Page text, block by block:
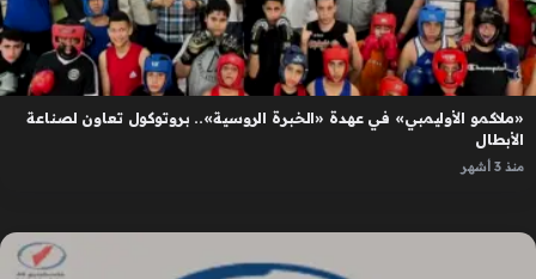
«ملاكمو الأوليمبي» في عهدة «الخبرة الروسية».. بروتوكول تعاون لصناعة
الأبطال
منذ 3 أشهر